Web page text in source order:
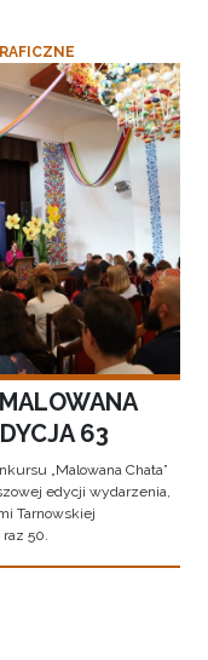
63
„Malowana Chata”
edycji wydarzenia,
Tarnowskiej
raz 50.